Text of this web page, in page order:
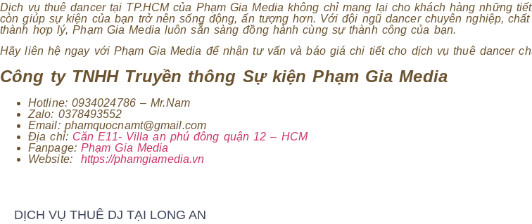
Dịch vụ thuê dancer tại TP.HCM của Phạm Gia Media không chỉ mang lại cho khách hàng những
còn giúp sự kiện của bạn trở nên sống động, ấn tượng hơn. Với đội ngũ dancer chuyên nghiệp,
thành hợp lý, Phạm Gia Media luôn sẵn sàng đồng hành cùng sự thành công của bạn.
Hãy liên hệ ngay với Phạm Gia Media để nhận tư vấn và báo giá chi tiết cho dịch vụ thuê dancer
Công ty TNHH Truyền thông Sự kiện Phạm Gia Media
Hotline: 0934024786 – Mr.Nam
Zalo: 0378493552
Email: phamquocnamt@gmail.com
Địa chỉ: Căn E11- Villa an phú đông quận 12 – HCM
Fanpage: Phạm Gia Media
Website: https://phamgiamedia.vn
DỊCH VỤ THUÊ DJ TẠI LONG AN